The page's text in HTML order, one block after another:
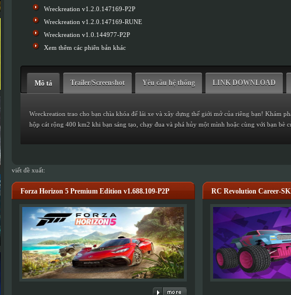
Wreckreation v1.2.0.147169-P2P
Wreckreation v1.2.0.147169-RUNE
Wreckreation v1.0.144977-P2P
Xem thêm các phiên bản khác
Mô tả Trailer/Screenshot Yêu cầu hệ thống LINK DOWNLOAD
Wreckreation trao cho bạn chìa khóa để lái xe và xây dựng thế giới mở của riêng bạn! Khám
hộp cát rộng 400 km2 khi bạn sáng tạo, chạy đua và phá hủy một mình hoặc cùng với bạn bè
viết đề xuất:
Forza Horizon 5 Premium Edition v1.688.109-P2P RC Revolution Career-